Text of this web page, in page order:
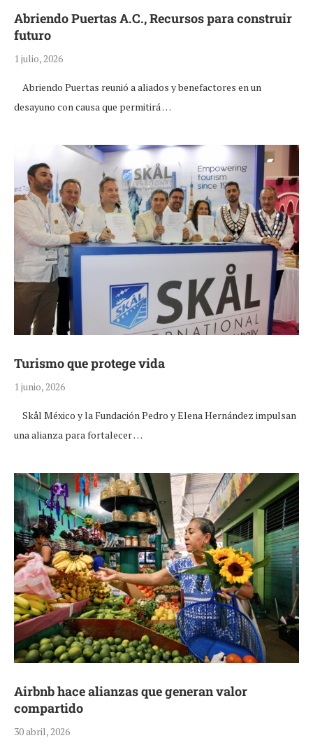
Abriendo Puertas A.C., Recursos para construir
futuro
1 julio, 2026
Abriendo Puertas reunió a aliados y benefactores en un
desayuno con causa que permitirá …
Turismo que protege vida
1 junio, 2026
Skål México y la Fundación Pedro y Elena Hernández impulsan
una alianza para fortalecer …
Airbnb hace alianzas que generan valor
compartido
30 abril, 2026